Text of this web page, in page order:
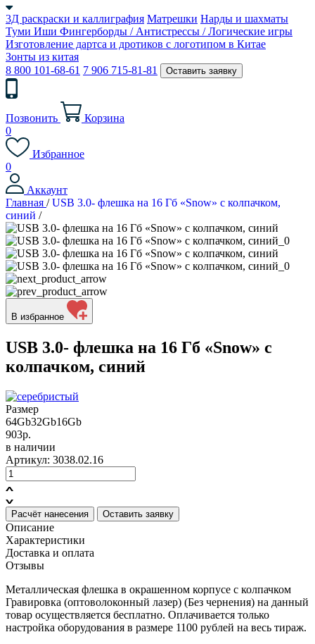
3Д раскраски и каллиграфия Матрешки Нарды и шахматы
Туми Иши Фингерборды / Антистрессы / Логические игры
Изготовление дартса и дротиков с логотипом в Китае
Зонты из китая
8 800 101-68-61 7 906 715-81-81 Оставить заявку
Позвонить
Корзина
0
Избранное
0
Аккаунт
Главная / USB 3.0- флешка на 16 Гб «Snow» с колпачком,
синий /
В избранное
USB 3.0- флешка на 16 Гб «Snow» с
колпачком, синий
Размер
64Gb32Gb16Gb
903р.
в наличии
Артикул: 3038.02.16
Расчёт нанесения Оставить заявку
Описание
Характеристики
Доставка и оплата
Отзывы
Металлическая флешка в окрашенном корпусе с колпачком
Гравировка (оптоволоконный лазер) (Без чернения) на данный
товар осуществляется бесплатно. Оплачивается только
настройка оборудования в размере 1100 рублей на весь тираж.